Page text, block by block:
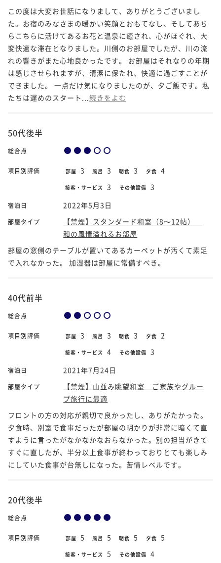
この度は大変お世話になりまして、ありがとうございまし
た。お宿のみなさまの暖かい笑顔とおもてなし、そしてあち
らこちらに活けてあるお花と温泉に癒され、心がほぐれ、大
変快適な滞在となりました。川側のお部屋でしたが、川の流
れの響きがまた心地良かったです。 お部屋はそれなりの年期
は感じさせられますが、清潔に保たれ、快適に過ごすことが
できました。 一点だけ気になりましたのが、夕ご飯です。私
たちは遅めのスタート... 続きをよむ
50代後半
総合点
項目別評価 部屋 3 風呂 3 朝食 3 夕食 4
接客・サービス 3 その他設備 3
宿泊日 2022年5月3日
部屋タイプ
【禁煙】スタンダード和室（8～12帖）
和の風情溢れるお部屋
部屋の窓側のテーブルが置いてあるカーペットが汚くて素足
で入れなかった。 加湿器は部屋に常備すべき。
40代前半
総合点
項目別評価 部屋 3 風呂 3 朝食 3 夕食 2
接客・サービス 4 その他設備 3
宿泊日 2021年7月24日
部屋タイプ
【禁煙】山並み眺望和室 ご家族やグルー
プ旅行に最適
フロントの方の対応が親切で良かったし、ありがたかった。
夕食時、別室で食事だったが部屋の明かりが非常に暗くて直
すように言ったがなかなかなおらなかった。別の担当がきて
すぐに直したが、半分以上食事が終わっておりとても楽しみ
にしていた食事が台無しになった。苦情レベルです。
20代後半
総合点
項目別評価 部屋 5 風呂 5 朝食 5 夕食 5
接客・サービス 5 その他設備 4